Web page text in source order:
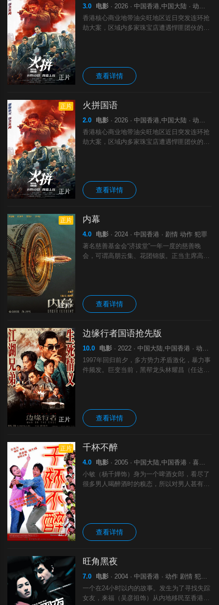
正片
3.0 电影 · 2026 · 中国香港,中国大陆 · 动作 犯罪
香港核心商业地带油尖旺地区近日突发连环抢
劫大案，区域内多家珠宝店遭遇悍匪团伙的洗
查看详情
正片
正片
火拼国语
2.0 电影 · 2026 · 中国香港,中国大陆 · 动作 犯罪
香港核心商业地带油尖旺地区近日突发连环抢
劫大案，区域内多家珠宝店遭遇悍匪团伙的洗
查看详情
正片
正片
内幕
4.0 电影 · 2024 · 中国香港 · 剧情 动作 犯罪
著名慈善基金会“济拔堂”一年一度的慈善晚
会，可谓高朋云集、花团锦簇。正当主席高盛
查看详情
正片
边缘行者国语抢先版
10.0 电影 · 2022 · 中国大陆,中国香港 · 动作 犯罪
1997年回归前夕，多方势力矛盾激化，暴力事
件频发。巨变当前，黑帮龙头林耀昌（任达华
查看详情
正片
正片
千杯不醉
4.0 电影 · 2005 · 中国大陆,中国香港 · 喜剧 爱情
小敏（杨千嬅饰）身为一个啤酒女郎，看尽了
很多男人喝醉酒时的糗态，所以对男人甚有戒
查看详情
旺角黑夜
7.0 电影 · 2004 · 中国香港 · 动作 剧情 犯罪 爱情
一个在24小时以内的故事。发生为了寻找失踪
女友，来福（吴彦祖饰）从内地移民至香港，